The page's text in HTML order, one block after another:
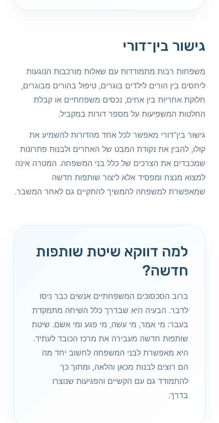
גישור בין־דורי
משפחות רבות מתמודדות עם שאלות מורכבות הנוגעות
ליחסים בין הורים לילדים בוגרים, טיפול בהורים מבוגרים,
חלוקת אחריות בין אחים, נכסים משפחתיים או קבלת
החלטות המשפיעות על מספר דורות במקביל.
גישור בין־דורי מאפשר לכל אחד מהדורות להשמיע את
קולו, להבין את נקודת המבט של האחרים ולבנות פתרונות
שמכבדים את הצרכים של כלל בני המשפחה. המטרה אינה
למצוא מנצח ומפסיד אלא ליצור שותפות חדשה
שמאפשרת למשפחה להמשיך להתקיים גם לאחר המשבר.
למה דווקא שיטת שותפות
חדשה?
ברוב הסכסוכים המשפחתיים אנשים כבר ניסו
לדבר. הבעיה היא שבדרך כלל השיחה מתמקדת
בעבר: מי אמר, מי עשה, מי פגע ומי אשם. שיטת
שותפות חדשה מעבירה את מרכז הכובד לעתיד.
היא מאפשרת לבני המשפחה לחשוב יחד מה
הם רוצים לבנות מכאן והלאה, ומתוך כך
להתמודד גם עם הקשיים והפגיעות שנוצרו
בדרך.